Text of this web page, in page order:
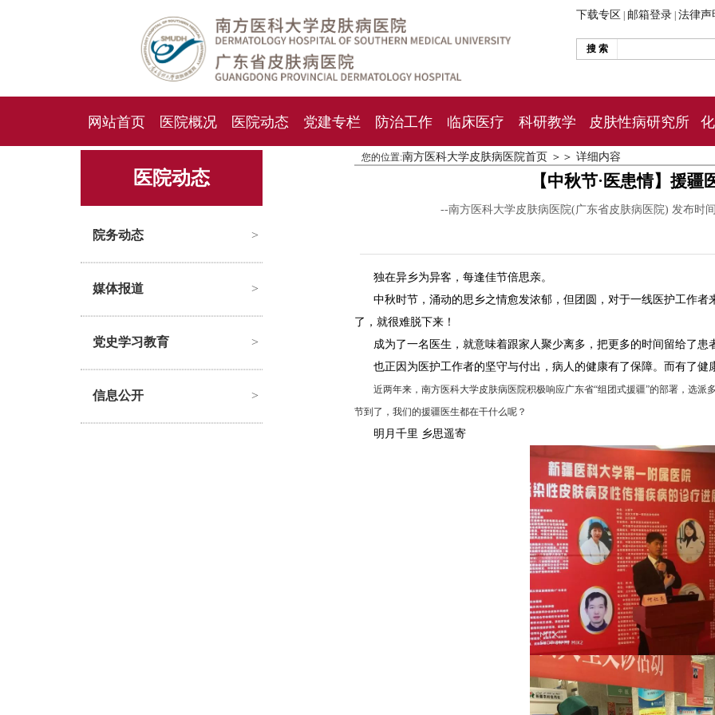
下载专区 邮箱登录 法律声
搜 索
网站首页 医院概况 医院动态 党建专栏 防治工作 临床医疗 科研教学 皮肤性病研究所
人才招聘 招标采购
医院动态
院务动态 >
媒体报道 >
党史学习教育 >
信息公开 >
您的位置:南方医科大学皮肤病医院首页 ＞＞ 详细内容
【中秋节·医患情】援疆
--南方医科大学皮肤病医院(广东省皮肤病医院) 发布时
独在异乡为异客，每逢佳节倍思亲。
中秋时节，涌动的思乡之情愈发浓郁，但团圆，对于一线医护工作
了，就很难脱下来！
成为了一名医生，就意味着跟家人聚少离多，把更多的时间留给了患
也正因为医护工作者的坚守与付出，病人的健康有了保障。而有了健
近两年来，南方医科大学皮肤病医院积极响应广东省“组团式援疆”的部署，选
节到了，我们的援疆医生都在干什么呢？
明月千里 乡思遥寄